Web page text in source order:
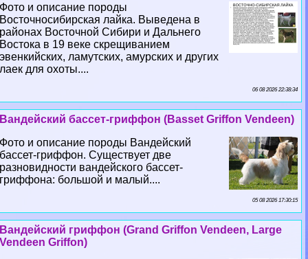
Фото и описание породы
Восточносибирская лайка. Выведена в
районах Восточной Сибири и Дальнего
Востока в 19 веке скрещиванием
эвенкийских, ламутских, амурских и других
лаек для охоты....
06 08 2026 22:38:34
Вандейский бассет-гриффон (Basset Griffon Vendeen)
Фото и описание породы Вандейский
бассет-гриффон. Существует две
разновидности вандейского бассет-
гриффона: большой и малый....
05 08 2026 17:30:15
Вандейский гриффон (Grand Griffon Vendeen, Large
Vendeen Griffon)